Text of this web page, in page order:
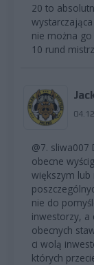
20 to
nie można
10 rund
@7. sliwa007
obecne
większym
nie do
inwestorzy, a
obecnych
ci wolą
których